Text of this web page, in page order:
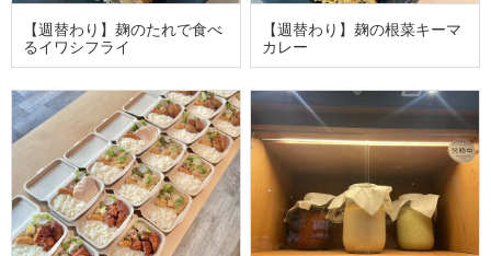
【週替わり】麹のたれで食べ
るイワシフライ
【週替わり】麹の根菜キーマ
カレー